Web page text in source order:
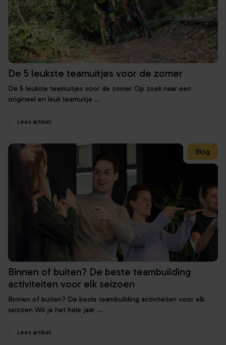
De 5 leukste teamuitjes voor de zomer
De 5 leukste teamuitjes voor de zomer Op zoek naar een
origineel en leuk teamuitje ...
Lees artikel
Blog
Binnen of buiten? De beste teambuilding
activiteiten voor elk seizoen
Binnen of buiten? De beste teambuilding activiteiten voor elk
seizoen Wil je het hele jaar ...
Lees artikel